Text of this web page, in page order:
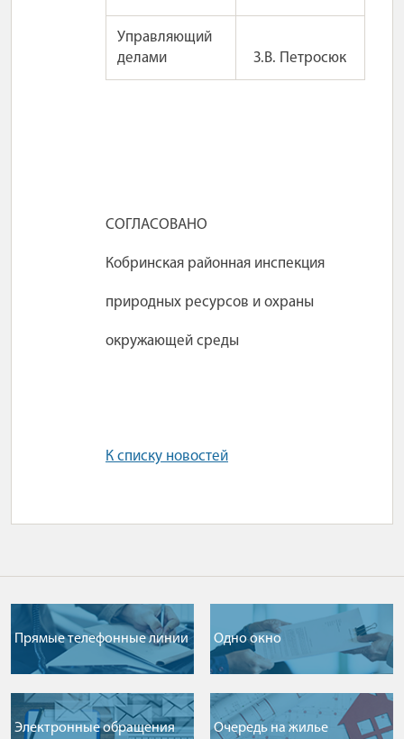
Управляющий
делами
З.В. Петросюк
СОГЛАСОВАНО
Кобринская районная инспекция
природных ресурсов и охраны
окружающей среды
К списку новостей
Прямые телефонные линии Одно окно
Электронные обращения Очередь на жилье